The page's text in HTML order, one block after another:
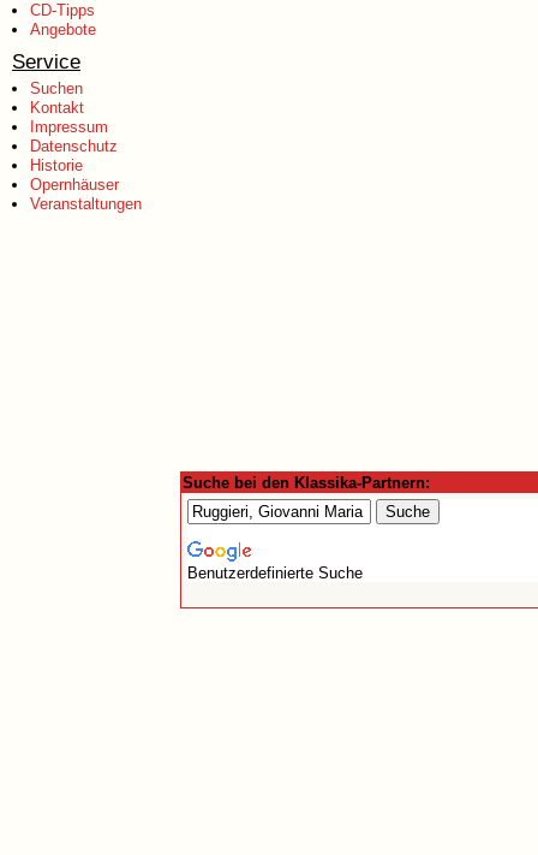
CD-Tipps
Angebote
Service
Suchen
Kontakt
Impressum
Datenschutz
Historie
Opernhäuser
Veranstaltungen
Suche bei den Klassika-Partnern:
Benutzerdefinierte Suche